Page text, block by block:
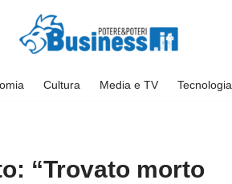
Cultura Media e TV Tecnologia
“Trovato morto